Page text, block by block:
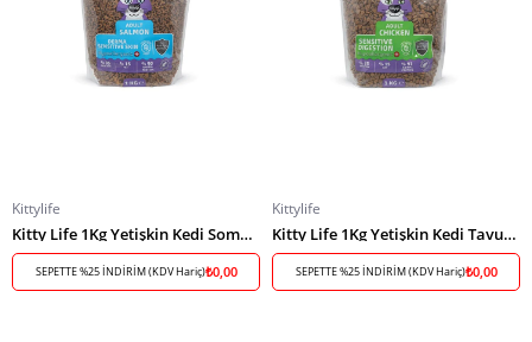
Kittylife
Kitty Life 1Kg Yetişkin Kedi Somonlu
SEPETTE %25 İNDİRİM (KDV Hariç)₺0,00
Kittylife
Kitty Life 1Kg Yetişkin Kedi Tavuklu
SEPETTE %25 İNDİRİM (KDV Hariç)₺0,00